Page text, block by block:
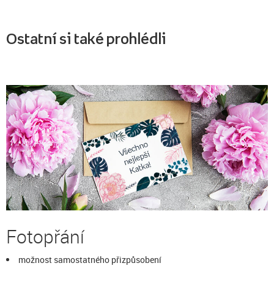
Ostatní si také prohlédli
Fotopřání
možnost samostatného přizpůsobení